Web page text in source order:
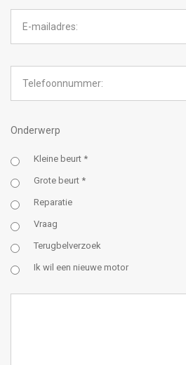
Onderwerp
Kleine beurt *
Grote beurt *
Reparatie
Vraag
Terugbelverzoek
Ik wil een nieuwe motor